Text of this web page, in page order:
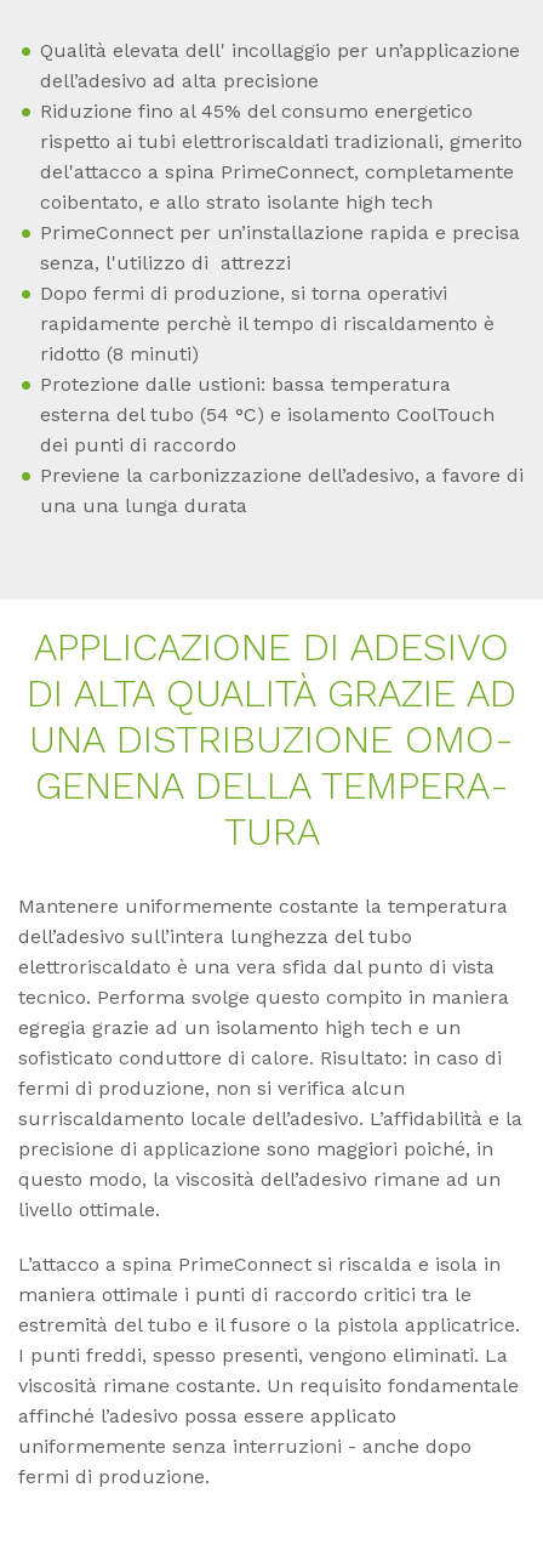
Qualità elevata dell' incollaggio per un’applicazione
dell’adesivo ad alta precisione
Riduzione fino al 45% del consumo energetico
rispetto ai tubi elettroriscaldati tradizionali, gmerito
del'attacco a spina PrimeConnect, completamente
coibentato, e allo strato isolante high tech
PrimeConnect per un’installazione rapida e precisa
senza, l'utilizzo di attrezzi
Dopo fermi di produzione, si torna operativi
rapidamente perchè il tempo di riscaldamento è
ridotto (8 minuti)
Protezione dalle ustioni: bassa temperatura
esterna del tubo (54 °C) e isolamento CoolTouch
dei punti di raccordo
Previene la carbonizzazione dell’adesivo, a favore di
una una lunga durata
AP­P­LI­CA­ZIO­NE DI ADE­SI­VO
DI ALTA QUA­LITÀ GRA­ZIE AD
UNA DIS­TRI­BU­ZIO­NE OMO­
GE­NE­NA DEL­LA TEM­PE­RA­
TU­RA
Mantenere uniformemente costante la temperatura
dell’adesivo sull’intera lunghezza del tubo
elettroriscaldato è una vera sfida dal punto di vista
tecnico. Performa svolge questo compito in maniera
egregia grazie ad un isolamento high tech e un
sofisticato conduttore di calore. Risultato: in caso di
fermi di produzione, non si verifica alcun
surriscaldamento locale dell’adesivo. L’affidabilità e la
precisione di applicazione sono maggiori poiché, in
questo modo, la viscosità dell’adesivo rimane ad un
livello ottimale.
L’attacco a spina PrimeConnect si riscalda e isola in
maniera ottimale i punti di raccordo critici tra le
estremità del tubo e il fusore o la pistola applicatrice.
I punti freddi, spesso presenti, vengono eliminati. La
viscosità rimane costante. Un requisito fondamentale
affinché l’adesivo possa essere applicato
uniformemente senza interruzioni - anche dopo
fermi di produzione.